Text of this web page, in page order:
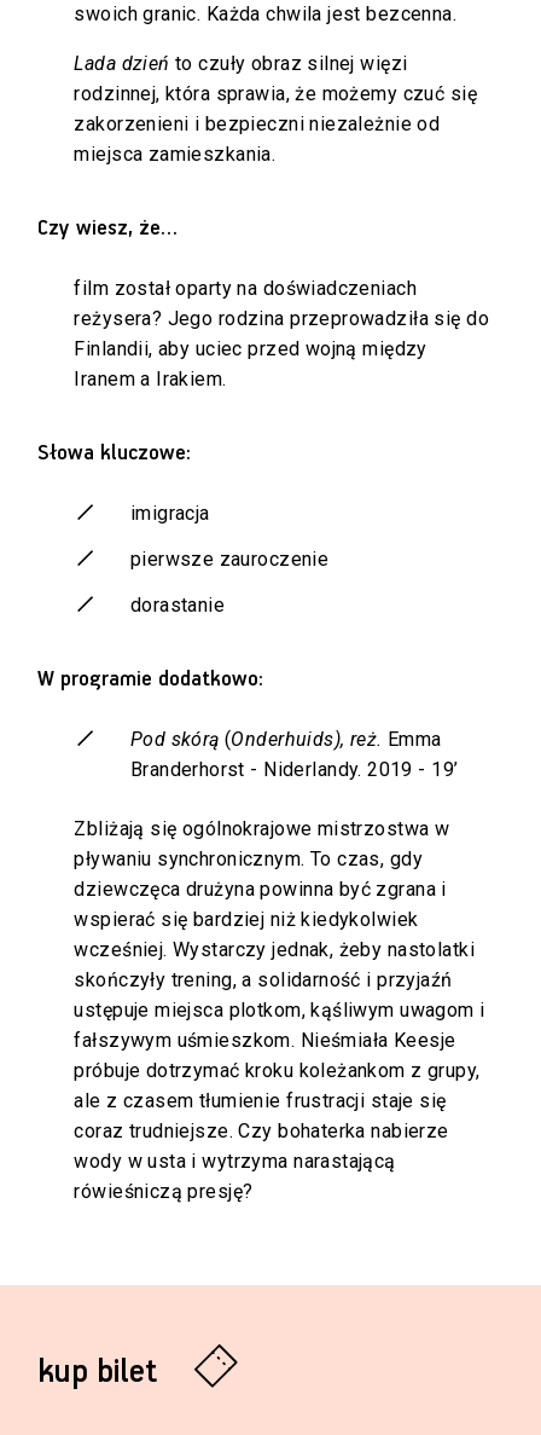
kup bilet
swoich granic. Każda chwila jest bezcenna.
Lada dzień to czuły obraz silnej więzi
rodzinnej, która sprawia, że możemy czuć się
zakorzenieni i bezpieczni niezależnie od
miejsca zamieszkania.
Czy wiesz, że…
film został oparty na doświadczeniach
reżysera? Jego rodzina przeprowadziła się do
Finlandii, aby uciec przed wojną między
Iranem a Irakiem.
Słowa kluczowe:
imigracja
pierwsze zauroczenie
dorastanie
W programie dodatkowo:
Pod skórą (Onderhuids), reż. Emma
Branderhorst - Niderlandy. 2019 - 19’
Zbliżają się ogólnokrajowe mistrzostwa w
pływaniu synchronicznym. To czas, gdy
dziewczęca drużyna powinna być zgrana i
wspierać się bardziej niż kiedykolwiek
wcześniej. Wystarczy jednak, żeby nastolatki
skończyły trening, a solidarność i przyjaźń
ustępuje miejsca plotkom, kąśliwym uwagom i
fałszywym uśmieszkom. Nieśmiała Keesje
próbuje dotrzymać kroku koleżankom z grupy,
ale z czasem tłumienie frustracji staje się
coraz trudniejsze. Czy bohaterka nabierze
wody w usta i wytrzyma narastającą
rówieśniczą presję?